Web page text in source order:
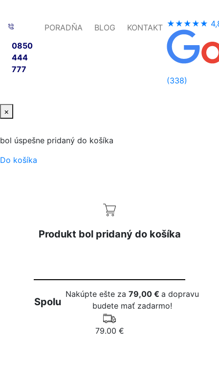
0850
444
777
PORADŇA BLOG KONTAKT ★★★★★
(338)
×
bol úspešne pridaný do košíka
Do košíka
Produkt bol pridaný do košíka
Spolu
Nakúpte ešte za79,00 €a dopravu
budete mať zadarmo!
79.00 €